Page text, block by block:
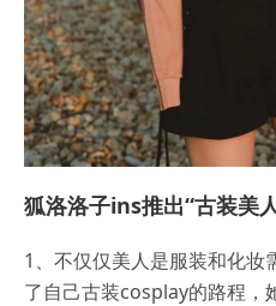
狐洛洛子ins推出“古装美
1、不仅仅美人是服装和化妆
了自己古装cosplay的路程，